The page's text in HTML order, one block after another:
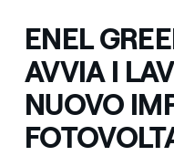
ENEL
AVVIA I
NUOVO